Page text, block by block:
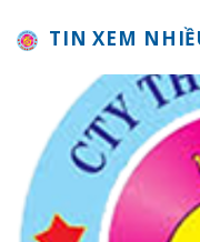
TIN XEM